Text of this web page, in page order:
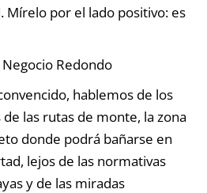
Mírelo por el lado positivo: es
Redondo
hablemos de los
las rutas de monte, la zona
donde podrá bañarse en
lejos de las normativas
y de las miradas